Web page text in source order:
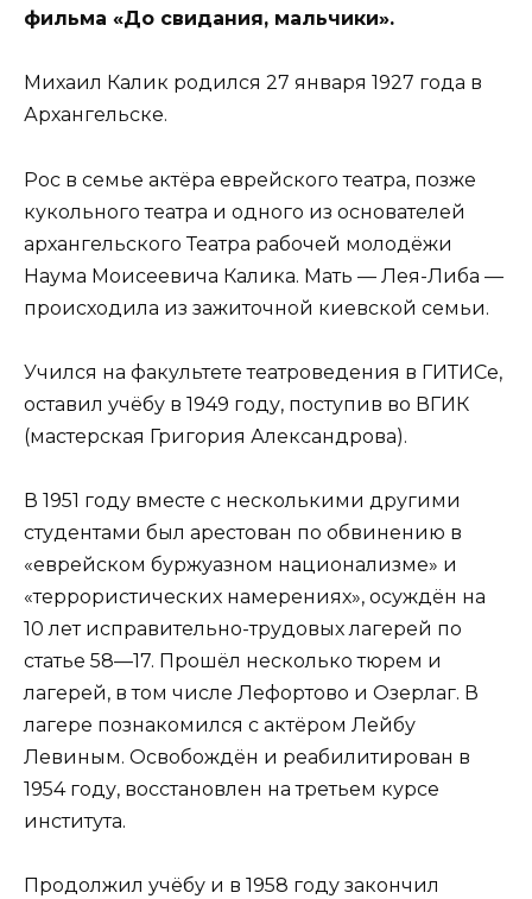
фильма «До свидания, мальчики».
Михаил Калик родился 27 января 1927 года в
Архангельске.
Рос в семье актёра еврейского театра, позже
кукольного театра и одного из основателей
архангельского Театра рабочей молодёжи
Наума Моисеевича Калика. Мать — Лея-Либа —
происходила из зажиточной киевской семьи.
Учился на факультете театроведения в ГИТИСе,
оставил учёбу в 1949 году, поступив во ВГИК
(мастерская Григория Александрова).
В 1951 году вместе с несколькими другими
студентами был арестован по обвинению в
«еврейском буржуазном национализме» и
«террористических намерениях», осуждён на
10 лет исправительно-трудовых лагерей по
статье 58—17. Прошёл несколько тюрем и
лагерей, в том числе Лефортово и Озерлаг. В
лагере познакомился с актёром Лейбу
Левиным. Освобождён и реабилитирован в
1954 году, восстановлен на третьем курсе
института.
Продолжил учёбу и в 1958 году закончил